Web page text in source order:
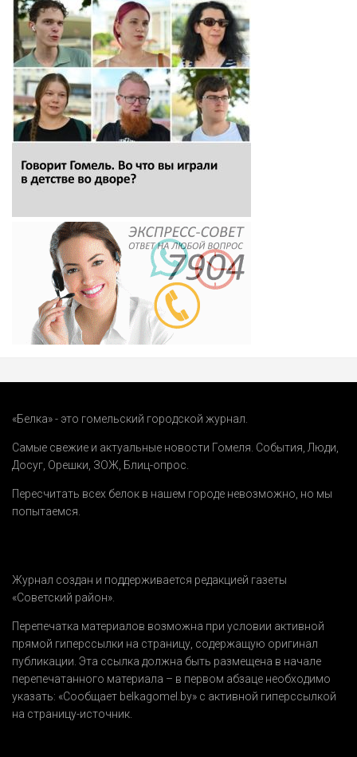
«Белка» - это гомельский городской журнал.
Самые свежие и актуальные новости Гомеля. События Люди
Досуг Орешки ЗОЖ Блиц-опрос
Пересчитать всех белок в нашем городе невозможно, но мы
попытаемся.
Журнал создан и поддерживается редакцией газеты
«Советский район».
Перепечатка материалов возможна при условии активной
прямой гиперссылки на страницу, содержащую оригинал
публикации. Эта ссылка должна быть размещена в начале
перепечатанного материала – в первом абзаце необходимо
указать: «Сообщает belkagomel.by» с активной гиперссылкой
на страницу-источник.